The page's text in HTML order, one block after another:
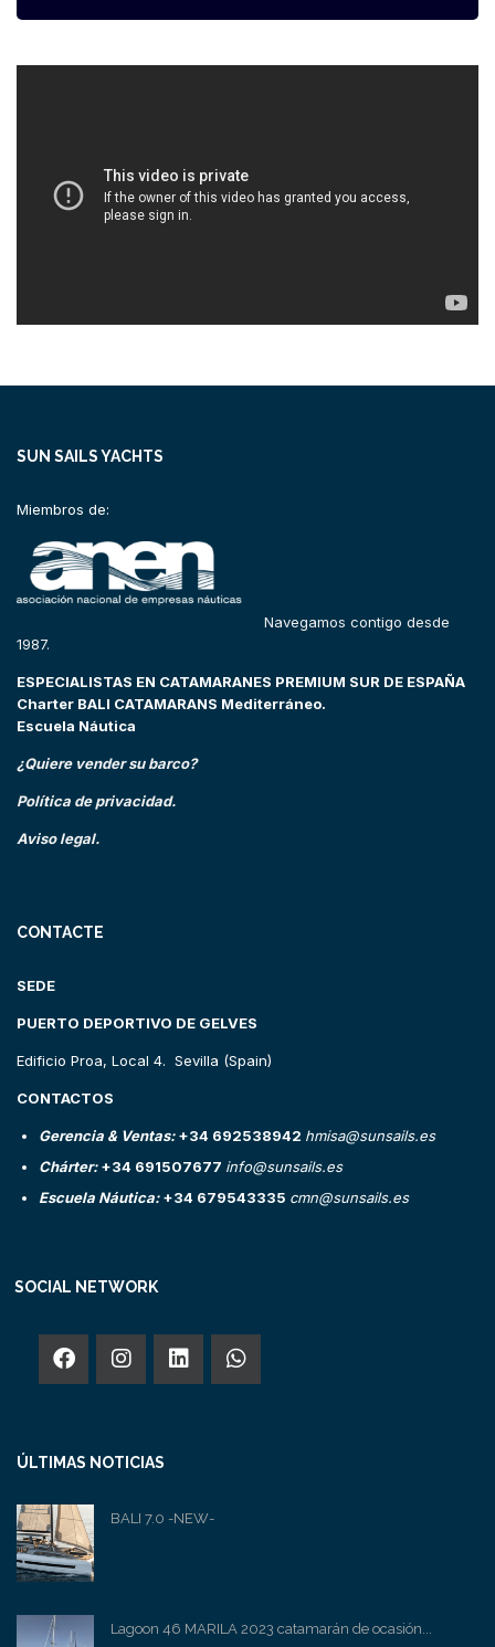
SUN SAILS YACHTS
Miembros de:
Navegamos contigo desde
1987.
ESPECIALISTAS EN CATAMARANES PREMIUM SUR DE ESPAÑA
Charter BALI CATAMARANS Mediterráneo.
Escuela Náutica
¿Quiere vender su barco?
Política de privacidad.
Aviso legal.
CONTACTE
SEDE
PUERTO DEPORTIVO DE GELVES
Edificio Proa, Local 4. Sevilla (Spain)
CONTACTOS
Gerencia & Ventas:+34 692538942 hmisa@sunsails.es
Chárter:+34 691507677 info@sunsails.es
Escuela Náutica:+34 679543335 cmn@sunsails.es
SOCIAL NETWORK
ÚLTIMAS NOTICIAS
BALI 7.0 -NEW-
Lagoon 46 MARILA 2023 catamarán de ocasión...